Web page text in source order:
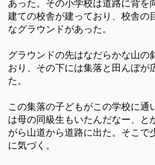
あった。その小学校は道路に背を
建ての校舎が建っており、校舎の
なグラウンドがあった。
グラウンドの先はなだらかな山の
おり、その下には集落と田んぼが
た。
この集落の子どもがこの学校に通
は母の同級生もいたんだなー、と
がら山道から道路に出た。そこで
に気づく。